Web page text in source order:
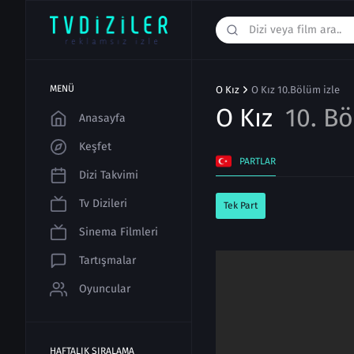
MENÜ
Anasayfa
Keşfet
Dizi Takvimi
Tv Dizileri
Sinema Filmleri
Tartışmalar
Oyuncular
HAFTALIK SIRALAMA
O Kız O Kız 10.Bölüm izle
O Kız 10.
PARTLAR
Tek Part